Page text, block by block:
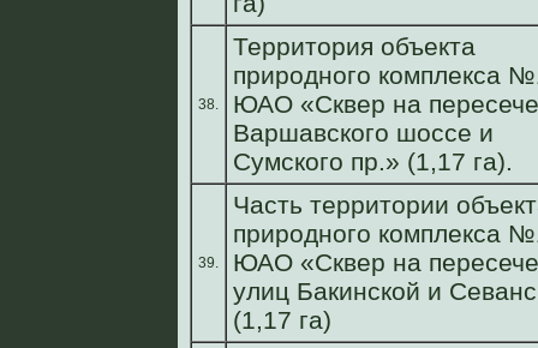
38.
Территория объекта
природного комплекса
ЮАО «Сквер на
Варшавского шоссе и
Сумского пр.» (1,17 га).
39.
Часть территории
природного комплекса
ЮАО «Сквер на
улиц Бакинской и
(1,17 га)